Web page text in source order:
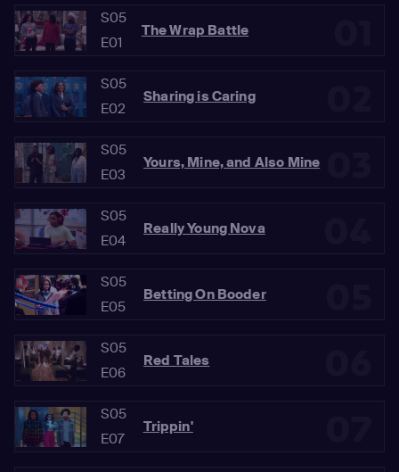
S05
E01
The Wrap Battle
S05
E02
Sharing is Caring
S05
E03
Yours, Mine, and Also Mine
S05
E04
Really Young Nova
S05
E05
Betting On Booder
S05
E06
Red Tales
S05
E07
Trippin'